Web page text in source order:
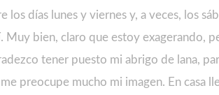
los días lunes y viernes y, a veces, los
Muy bien, claro que estoy exagerando,
tener puesto mi abrigo de lana,
preocupe mucho mi imagen. En casa